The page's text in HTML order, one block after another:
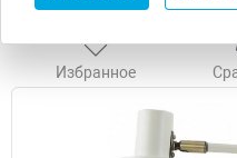
Избранное